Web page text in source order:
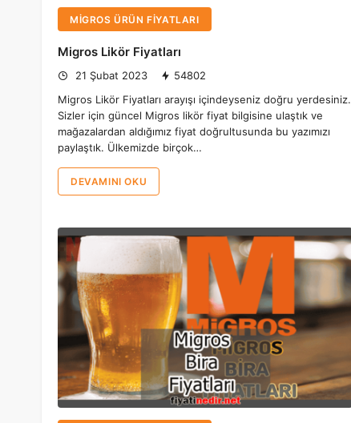
MIGROS ÜRÜN FIYATLARI
Migros Likör Fiyatları
21 Şubat 2023
54802
Migros Likör Fiyatları arayışı içindeyseniz doğru yerdesiniz.
Sizler için güncel Migros likör fiyat bilgisine ulaştık ve
mağazalardan aldığımız fiyat doğrultusunda bu yazımızı
paylaştık. Ülkemizde birçok…
DEVAMINI OKU